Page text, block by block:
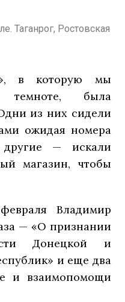
Таганрог, Ростовская
в которую мы
была
из них сидели
ожидая номера
— искали
магазин, чтобы
Владимир
— «О признании
Донецкой и
и еще два
и взаимопомощи